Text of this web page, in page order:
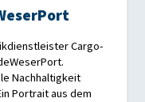
Cargo-
Nachhaltigkeit
Portrait aus dem